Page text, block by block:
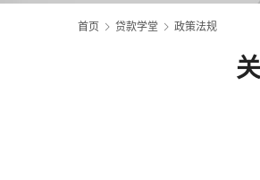
首页 贷款学堂 政策法规